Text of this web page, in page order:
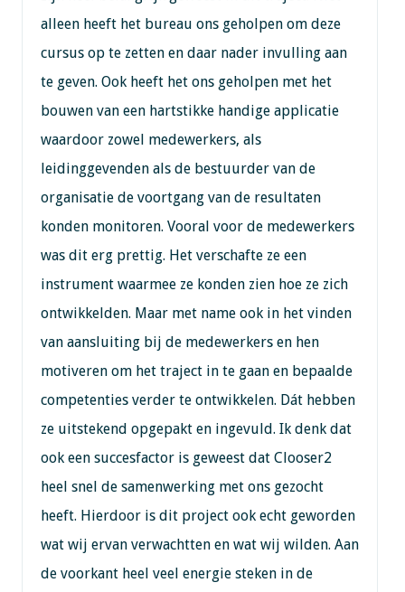
alleen heeft het bureau ons geholpen om deze
cursus op te zetten en daar nader invulling aan
te geven. Ook heeft het ons geholpen met het
bouwen van een hartstikke handige applicatie
waardoor zowel medewerkers, als
leidinggevenden als de bestuurder van de
organisatie de voortgang van de resultaten
konden monitoren. Vooral voor de medewerkers
was dit erg prettig. Het verschafte ze een
instrument waarmee ze konden zien hoe ze zich
ontwikkelden. Maar met name ook in het vinden
van aansluiting bij de medewerkers en hen
motiveren om het traject in te gaan en bepaalde
competenties verder te ontwikkelen. Dát hebben
ze uitstekend opgepakt en ingevuld. Ik denk dat
ook een succesfactor is geweest dat Clooser2
heel snel de samenwerking met ons gezocht
heeft. Hierdoor is dit project ook echt geworden
wat wij ervan verwachtten en wat wij wilden. Aan
de voorkant heel veel energie steken in de